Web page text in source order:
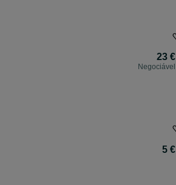
23 €
Negociável
5 €